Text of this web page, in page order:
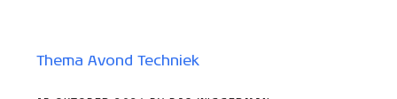
Thema Avond Techniek